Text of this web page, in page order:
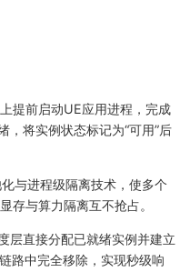
提前启动UE应用进程，完成
，将实例状态标记为“可用”后
与进程级隔离技术，使多个
存与算力隔离互不抢占。
层直接分配已就绪实例并建立
路中完全移除，实现秒级响